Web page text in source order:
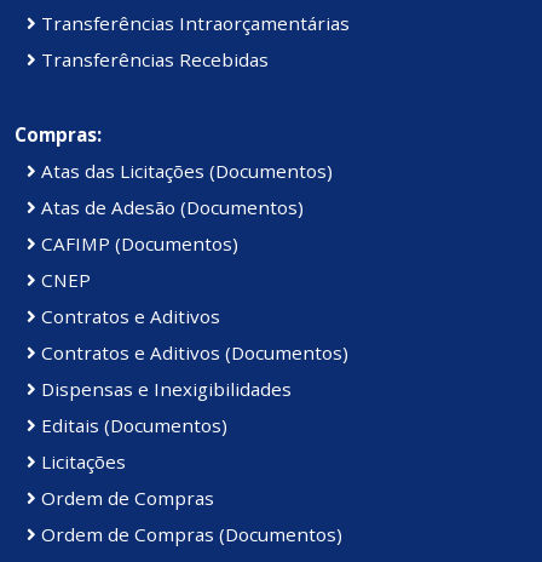
Transferências Intraorçamentárias
Transferências Recebidas
Compras:
Atas das Licitações (Documentos)
Atas de Adesão (Documentos)
CAFIMP (Documentos)
CNEP
Contratos e Aditivos
Contratos e Aditivos (Documentos)
Dispensas e Inexigibilidades
Editais (Documentos)
Licitações
Ordem de Compras
Ordem de Compras (Documentos)